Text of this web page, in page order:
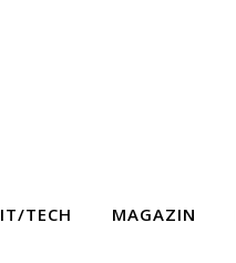
IT/TECH MAGAZIN